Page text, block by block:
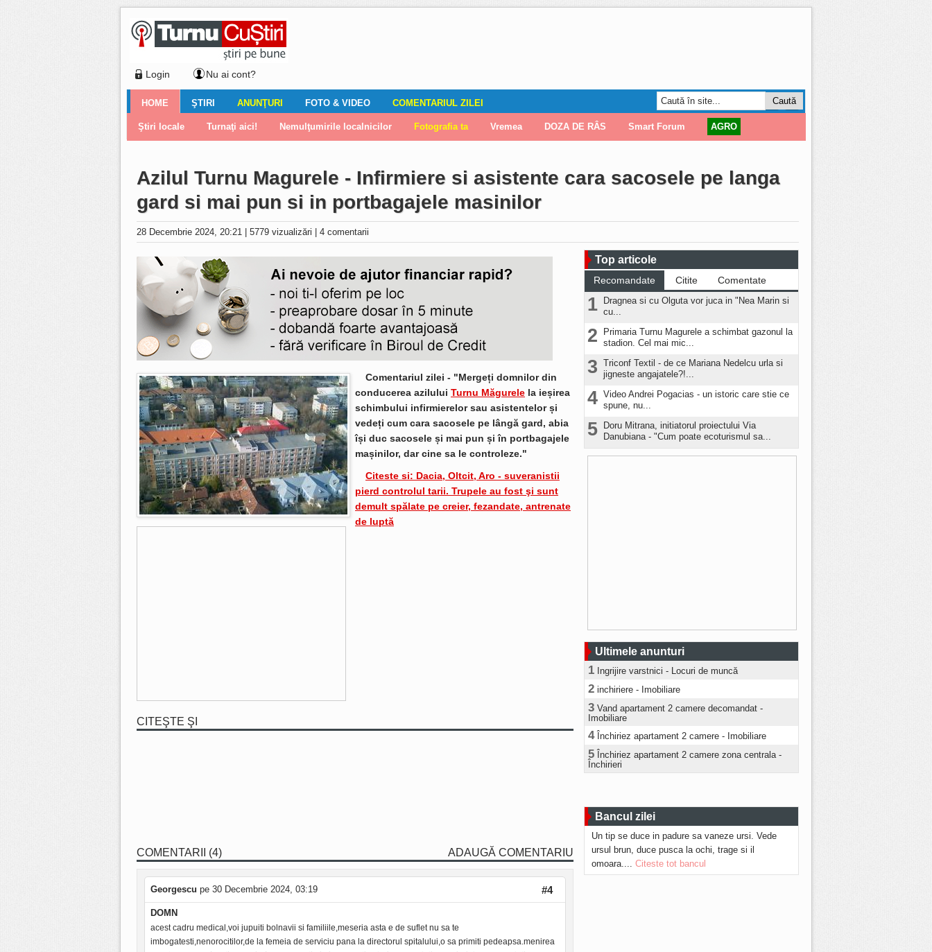
Login Nu ai cont?
HOME
Ştiri locale Turnaţi aici! Nemulţumirile localnicilor Fotografia ta Vremea DOZA DE RÂS Smart Forum AGRO
ŞTIRI
Ştiri locale Ştiri din ţară Financiar Editorial
ANUNŢURI
Imobiliare Auto Închirieri Vânzări Locuri de muncă ADAUGA ANUNT
FOTO & VIDEO
Galerii Foto Galerii video
COMENTARIUL ZILEI
Comentariul zilei
Azilul Turnu Magurele - Infirmiere si asistente cara sacosele pe langa
gard si mai pun si in portbagajele masinilor
28 Decembrie 2024, 20:21 5779 vizualizări 4 comentarii
Comentariul zilei - "Mergeți domnilor din
conducerea azilului Turnu Măgurele la ieșirea
schimbului infirmierelor sau asistentelor și
vedeți cum cara sacosele pe lângă gard, abia
își duc sacosele și mai pun și în portbagajele
mașinilor, dar cine sa le controleze."
Citeste si: Dacia, Oltcit, Aro - suveranistii
pierd controlul tarii. Trupele au fost şi sunt
demult spălate pe creier, fezandate, antrenate
de luptă
CITEŞTE ŞI
COMENTARII (4) ADAUGĂ COMENTARIU
Georgescu pe 30 Decembrie 2024, 03:19 #4
DOMN
acest cadru medical,voi jupuiti bolnavii si familiile,meseria asta e de suflet nu sa te
imbogatesti,nenorocitilor,de la femeia de serviciu pana la directorul spitalului,o sa primiti pedeapsa.menirea
Top articole
Recomandate Citite Comentate
1
Dragnea si cu Olguta vor juca in "Nea Marin si
cu...
2
Primaria Turnu Magurele a schimbat gazonul la
stadion. Cel mai mic...
3 Triconf Textil - de ce Mariana Nedelcu urla si
jigneste angajatele?!...
4 Video Andrei Pogacias - un istoric care stie ce
spune, nu...
5
Doru Mitrana, initiatorul proiectului Via
Danubiana - "Cum poate ecoturismul sa...
Ultimele anunturi
1 Ingrijire varstnici - Locuri de muncă
2 inchiriere - Imobiliare
3 Vand apartament 2 camere decomandat -
Imobiliare
4 Închiriez apartament 2 camere - Imobiliare
5 Închiriez apartament 2 camere zona centrala -
Închirieri
Bancul zilei
Un tip se duce in padure sa vaneze ursi. Vede
ursul brun, duce pusca la ochi, trage si il
omoara.... Citeste tot bancul